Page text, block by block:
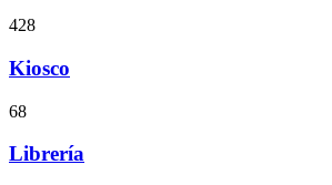
428
Kiosco
68
Librería